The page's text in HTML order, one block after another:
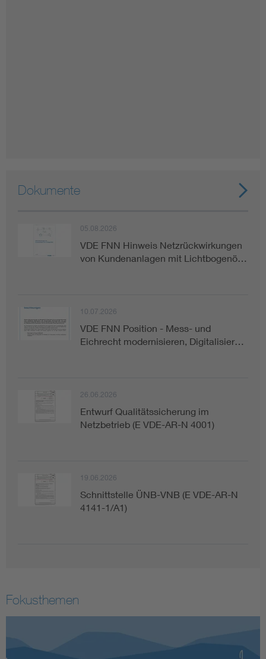
Dokumente
05.08.2026
VDE FNN Hinweis Netzrückwirkungen
von Kundenanlagen mit Lichtbogenö…
10.07.2026
VDE FNN Position - Mess- und
Eichrecht modernisieren, Digitalisier…
26.06.2026
Entwurf Qualitätssicherung im
Netzbetrieb (E VDE-AR-N 4001)
19.06.2026
Schnittstelle ÜNB-VNB (E VDE-AR-N
4141-1/A1)
Fokusthemen